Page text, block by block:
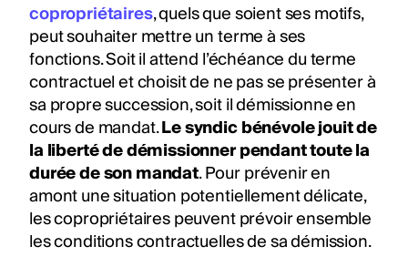
copropriétaires, quels que soient ses motifs,
peut souhaiter mettre un terme à ses
fonctions. Soit il attend l’échéance du terme
contractuel et choisit de ne pas se présenter à
sa propre succession, soit il démissionne en
cours de mandat.Le syndic bénévole jouit de
la liberté de démissionner pendant toute la
durée de son mandat. Pour prévenir en
amont une situation potentiellement délicate,
les copropriétaires peuvent prévoir ensemble
les conditions contractuelles de sa démission.